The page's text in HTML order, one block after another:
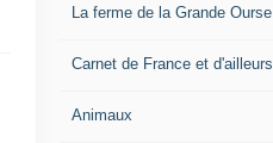
La ferme de la Grande Ourse
Carnet de France et d'ailleurs
Animaux